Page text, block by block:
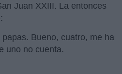
Juan XXIII. La entonces
Bueno, cuatro, me ha
uno no cuenta.